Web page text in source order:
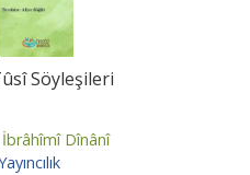
Söyleşileri
Dînânî